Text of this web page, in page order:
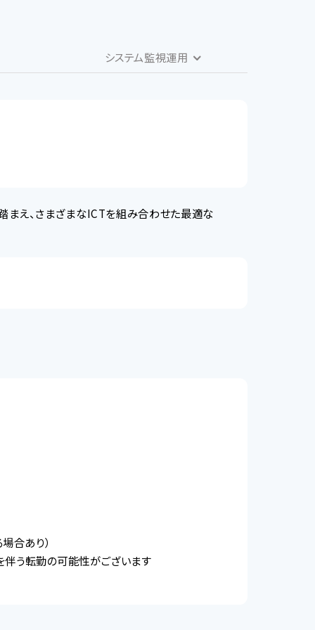
システム監視運用
まえ、さまざまなICTを組み合わせた最適な
合あり）
う転勤の可能性がございます